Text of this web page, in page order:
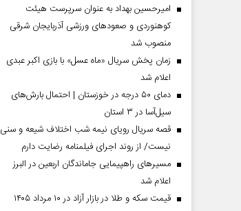
امیرحسین بهداد به عنوان سرپرست هیئت
کوهنوردی و صعودهای ورزشی آذربایجان شرقی
منصوب شد
زمان پخش سریال «ماه عسل» با بازی اکبر عبدی
اعلام شد
دمای ۵۰ درجه در خوزستان | احتمال بارش‌های
سیل‌آسا در ۳ استان
قصه سریال رویای نیمه شب اختلاف شیعه و سنی
نیست/ از روند اجرای فیلمنامه رضایت دارم
مسیر‌های راهپیمایی جاماندگان اربعین در البرز
اعلام شد
قیمت سکه و طلا در بازار آزاد در ۱۰ مرداد ۱۴۰۵
صفحات نخست روزنامه ها‌ی‌سه‌شنبه ۶ مردادماه